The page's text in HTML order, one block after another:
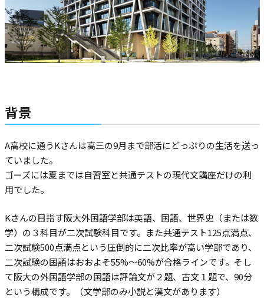
背景
A高校に通うKさんは高三の9月まで部活にどっぷりの生活を送っ
ていました。
ゴーズには夏までは自習室と共通テストの現代文講座だけの利
用でした。
Kさんの目指す阪大外国語学部は英語、国語、世界史（または数
学）の３科目が二次試験科目です。また共通テスト125点満点、
二次試験500点満点という圧倒的に二次比率が高い学部であり、
二次試験の国語はおおよそ55%〜60%が合格ラインです。そし
て阪大の外国語学部の国語は評論文が２題、古文１題で、90分
という構成です。（文学部のみ小説と漢文があります）